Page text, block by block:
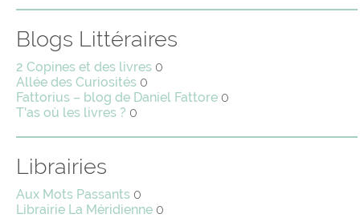
Blogs Littéraires
2 Copines et des livres 0
Allée des Curiosités 0
Fattorius – blog de Daniel Fattore 0
T'as où les livres ? 0
Librairies
Aux Mots Passants 0
Librairie La Méridienne 0